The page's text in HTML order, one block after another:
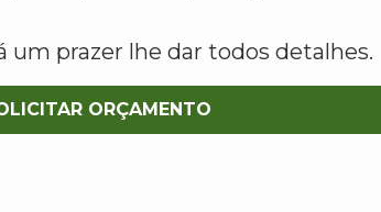
um prazer lhe dar todos detalhes.
ORÇAMENTO